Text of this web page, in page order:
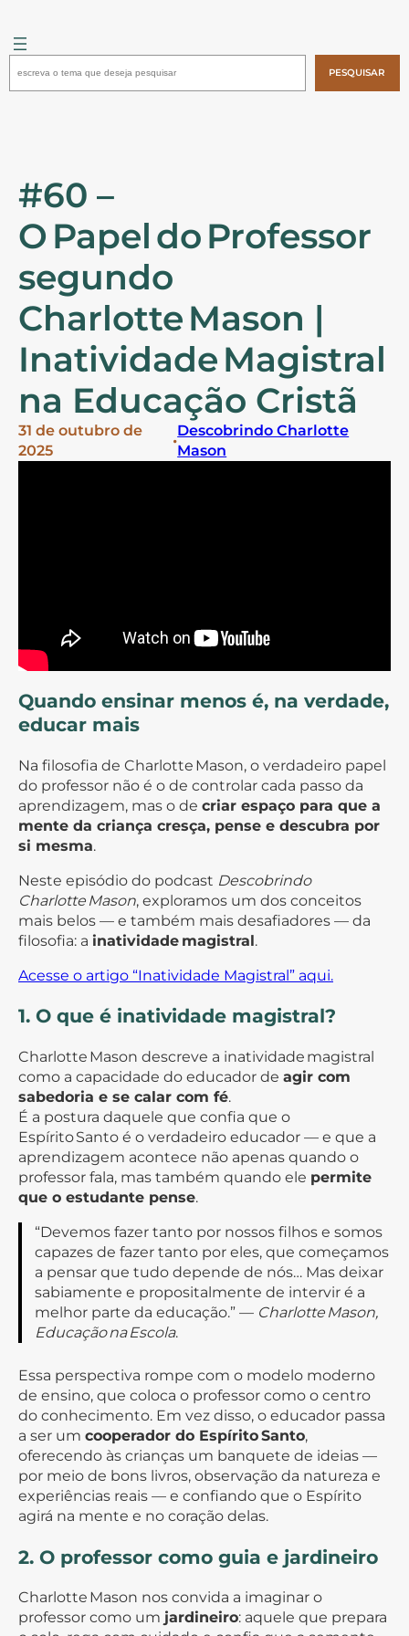
para
conteúdo
PESQUISAR
#60 –
O Papel do Professor
segundo
Charlotte Mason |
Inatividade Magistral
na Educação Cristã
31 de outubro de
2025
•
Descobrindo Charlotte
Mason
Quando ensinar menos é, na verdade,
educar mais
Na filosofia de Charlotte Mason, o verdadeiro papel
do professor não é o de controlar cada passo da
aprendizagem, mas o de criar espaço para que a
mente da criança cresça, pense e descubra por
si mesma.
Neste episódio do podcast Descobrindo
Charlotte Mason, exploramos um dos conceitos
mais belos — e também mais desafiadores — da
filosofia: a inatividade magistral.
Acesse o artigo “Inatividade Magistral” aqui.
1. O que é inatividade magistral?
Charlotte Mason descreve a inatividade magistral
como a capacidade do educador de agir com
sabedoria e se calar com fé.
É a postura daquele que confia que o
Espírito Santo é o verdadeiro educador — e que a
aprendizagem acontece não apenas quando o
professor fala, mas também quando ele permite
que o estudante pense.
“Devemos fazer tanto por nossos filhos e somos
capazes de fazer tanto por eles, que começamos
a pensar que tudo depende de nós… Mas deixar
sabiamente e propositalmente de intervir é a
melhor parte da educação.” — Charlotte Mason,
Educação na Escola.
Essa perspectiva rompe com o modelo moderno
de ensino, que coloca o professor como o centro
do conhecimento. Em vez disso, o educador passa
a ser um cooperador do Espírito Santo,
oferecendo às crianças um banquete de ideias —
por meio de bons livros, observação da natureza e
experiências reais — e confiando que o Espírito
agirá na mente e no coração delas.
2. O professor como guia e jardineiro
Charlotte Mason nos convida a imaginar o
professor como um jardineiro: aquele que prepara